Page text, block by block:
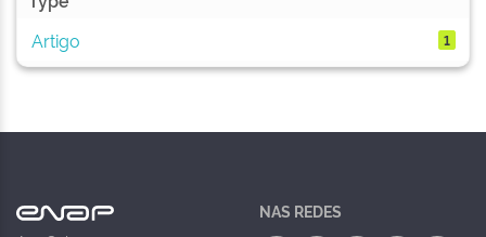
Artigo
1
NAS REDES